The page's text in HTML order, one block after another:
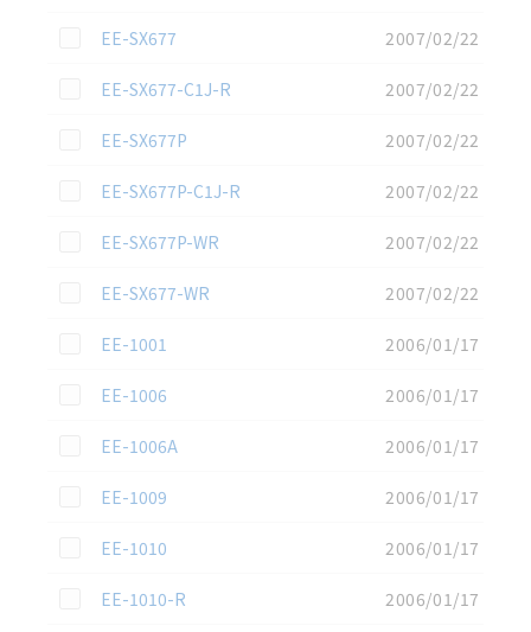
この資料を選択
EE-SX677
2007/02/22
この資料を選択
EE-SX677-C1J-R
2007/02/22
この資料を選択
EE-SX677P
2007/02/22
この資料を選択
EE-SX677P-C1J-R
2007/02/22
この資料を選択
EE-SX677P-WR
2007/02/22
この資料を選択
EE-SX677-WR
2007/02/22
この資料を選択
EE-1001
2006/01/17
この資料を選択
EE-1006
2006/01/17
この資料を選択
EE-1006A
2006/01/17
この資料を選択
EE-1009
2006/01/17
この資料を選択
EE-1010
2006/01/17
この資料を選択
EE-1010-R
2006/01/17